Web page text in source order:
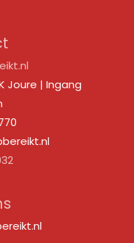
Joure | Ingang